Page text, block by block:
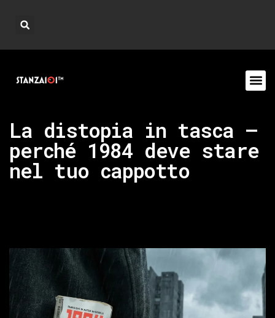
La distopia in tasca –
perché 1984 deve stare
nel tuo cappotto